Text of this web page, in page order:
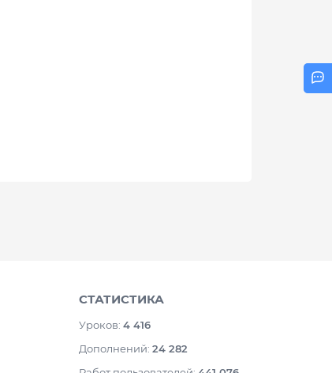
СТАТИСТИКА
Уроков: 4 416
Дополнений: 24 282